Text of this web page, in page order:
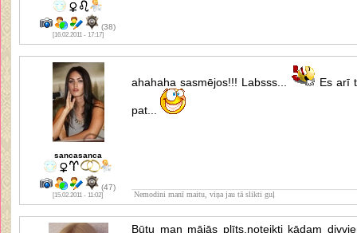
(38)
[16.02.2011 - 17:17]
sancasanca
(47)
[15.02.2011 - 11:02]
ahahaha sasmējos!!! Labsss... Es arī
pat...
Nemodini manī maitu, viņa jau tā slikti guļ
Būtu man mājās plīts,noteikti kādam